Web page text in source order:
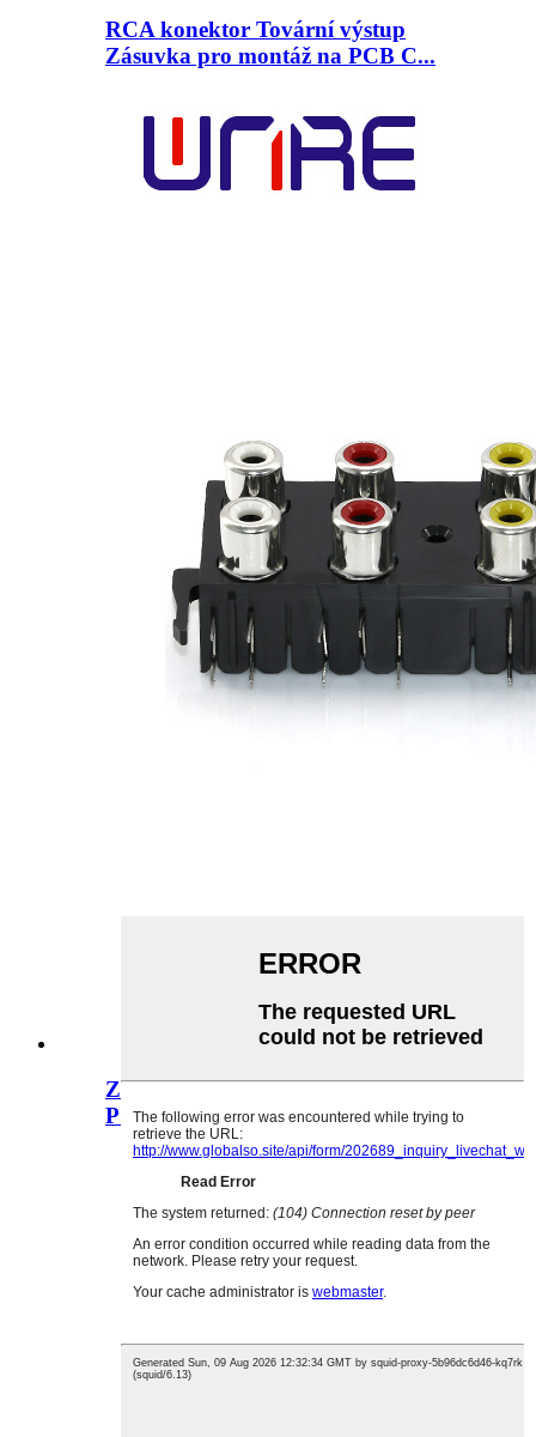
RCA konektor Tovární výstup
Zásuvka pro montáž na PCB C...
Zásuvka RCA RCA Pin Jack řady
PCB Mount...